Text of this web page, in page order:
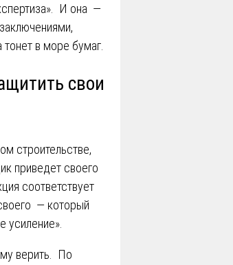
И она —
тонет в море бумаг.
свои
строительстве,
приведет своего
соответствует
— который
усиление».
верить. По